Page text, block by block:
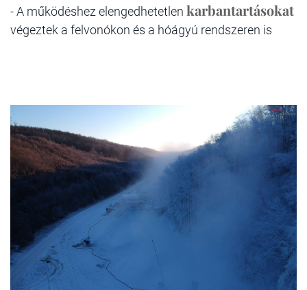
- A működéshez elengedhetetlen karbantartásokat
végeztek a felvonókon és a hóágyú rendszeren is